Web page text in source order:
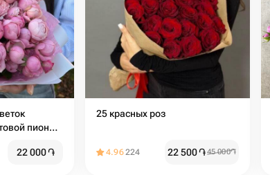
пион
22 000֏
25 красных роз
4.96224 22 500֏45 000֏